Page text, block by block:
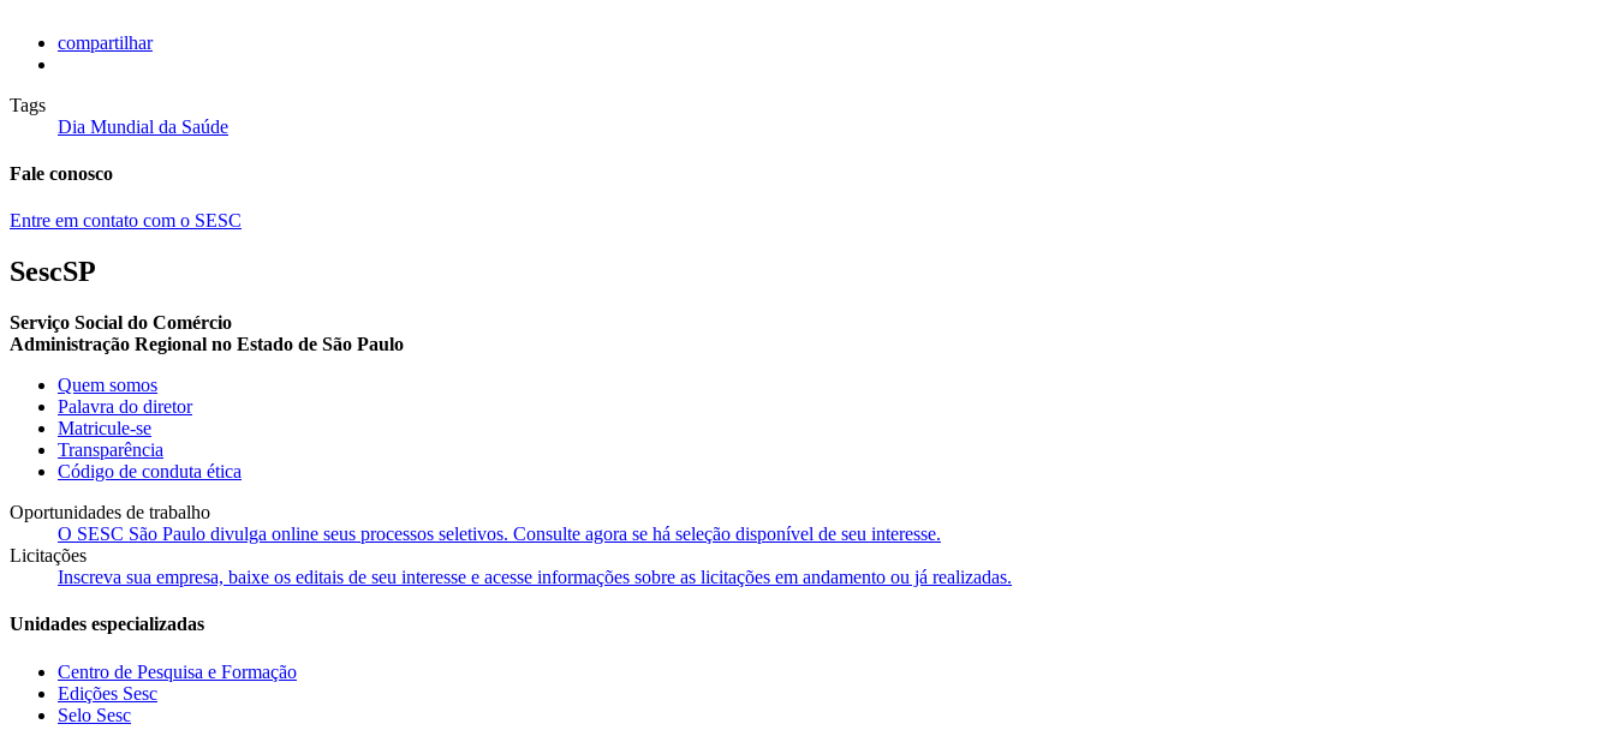
compartilhar
Tags
Dia Mundial da Saúde
Fale conosco
Entre em contato com o SESC
SescSP
Serviço Social do Comércio
Administração Regional no Estado de São Paulo
Quem somos
Palavra do diretor
Matricule-se
Transparência
Código de conduta ética
Oportunidades de trabalho
O SESC São Paulo divulga online seus processos seletivos. Consulte agora se há seleção disponível de seu interesse.
Licitações
Inscreva sua empresa, baixe os editais de seu interesse e acesse informações sobre as licitações em andamento ou já realizadas.
Unidades especializadas
Centro de Pesquisa e Formação
Edições Sesc
Selo Sesc